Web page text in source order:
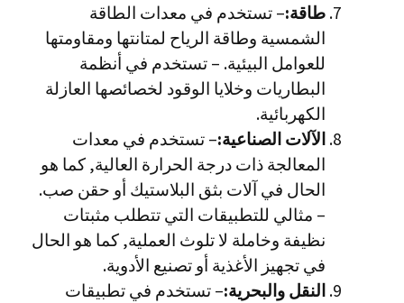
طاقة:– تستخدم في معدات الطاقة
الشمسية وطاقة الرياح لمتانتها ومقاومتها
للعوامل البيئية. – تستخدم في أنظمة
البطاريات وخلايا الوقود لخصائصها العازلة
الكهربائية.
الآلات الصناعية:– تستخدم في معدات
المعالجة ذات درجة الحرارة العالية, كما هو
الحال في آلات بثق البلاستيك أو حقن صب.
– مثالي للتطبيقات التي تتطلب مثبتات
نظيفة وخاملة لا تلوث العملية, كما هو الحال
في تجهيز الأغذية أو تصنيع الأدوية.
النقل والبحرية:– تستخدم في تطبيقات